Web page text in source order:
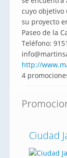
cuyo
su proyecto
Paseo de la
Teléfono:
http://
4
Ciudad